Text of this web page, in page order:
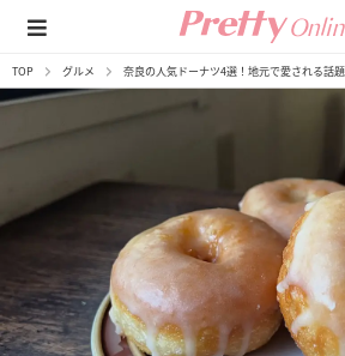
TOP グルメ 奈良の人気ドーナツ4選！地元で愛される話